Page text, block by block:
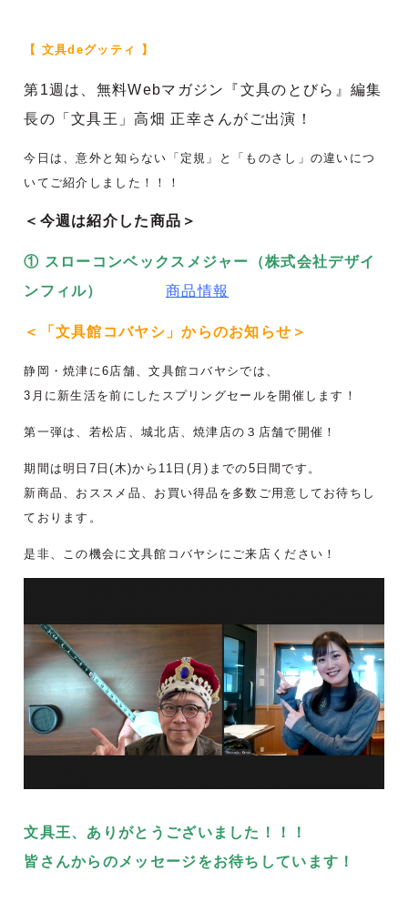
【 文具deグッティ 】
第1週は、無料Webマガジン『文具のとびら』編集
長の「文具王」高畑 正幸さんがご出演！
今日は、意外と知らない「定規」と「ものさし」の違いにつ
いてご紹介しました！！！
＜今週は紹介した商品＞
① スローコンベックスメジャー（株式会社デザイ
ンフィル） 商品情報
＜「文具館コバヤシ」からのお知らせ＞
静岡・焼津に6店舗、文具館コバヤシでは、
3月に新生活を前にしたスプリングセールを開催します！
第一弾は、若松店、城北店、焼津店の３店舗で開催！
期間は明日7日(木)から11日(月)までの5日間です。
新商品、おススメ品、お買い得品を多数ご用意してお待ちし
ております。
是非、この機会に文具館コバヤシにご来店ください！
文具王、ありがとうございました！！！
皆さんからのメッセージをお待ちしています！